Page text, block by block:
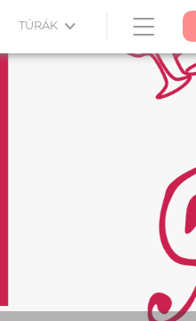
TÚRÁK